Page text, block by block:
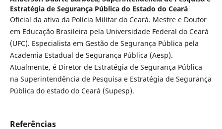
Estratégia de Segurança Pública do Estado do Ceará
Oficial da ativa da Polícia Militar do Ceará. Mestre e Doutor
em Educação Brasileira pela Universidade Federal do Ceará
(UFC). Especialista em Gestão de Segurança Pública pela
Academia Estadual de Segurança Pública (Aesp).
Atualmente, é Diretor de Estratégia de Segurança Pública
na Superintendência de Pesquisa e Estratégia de Segurança
Pública do estado do Ceará (Supesp).
Referências